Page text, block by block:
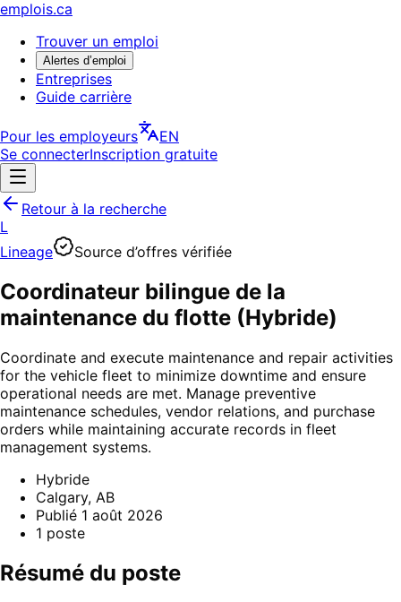
emplois.ca
Trouver un emploi
Alertes d’emploi
Entreprises
Guide carrière
Pour les employeurs
EN
Se connecterInscription gratuite
Retour à la recherche
L
Lineage
Source d’offres vérifiée
Coordinateur bilingue de la
maintenance du flotte (Hybride)
Coordinate and execute maintenance and repair activities
for the vehicle fleet to minimize downtime and ensure
operational needs are met. Manage preventive
maintenance schedules, vendor relations, and purchase
orders while maintaining accurate records in fleet
management systems.
Hybride
Calgary, AB
Publié 1 août 2026
1 poste
Résumé du poste